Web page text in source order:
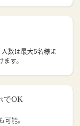
数は最大5名様ま
す。
でOK
可能。